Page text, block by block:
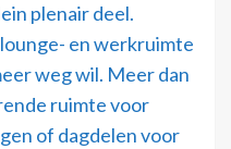
plenair deel.
en werkruimte
weg wil. Meer dan
ruimte voor
of dagdelen voor